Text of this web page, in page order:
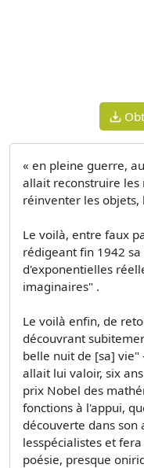
« en pleine guerre,
allait reconstruire les
réinventer les objets,
Le voilà, entre faux
rédigeant fin 1942
d'exponentielles
imaginaires" .
Le voilà enfin, de
découvrant
belle nuit de [sa] vie"
allait lui valoir, six
prix Nobel des
fonctions à l'appui,
découverte dans
lesspécialistes et
poésie, presque